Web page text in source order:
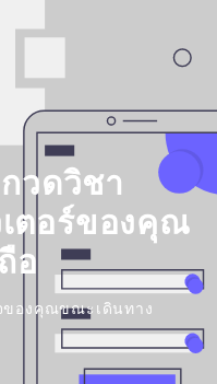
วดวิชา
เตอร์ของคุณ
อ
ของคุณขณะเดินทาง